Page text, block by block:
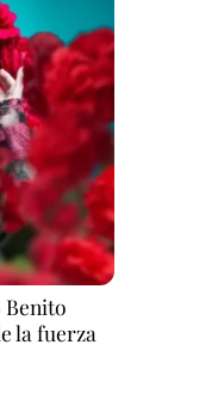
Benito
la fuerza